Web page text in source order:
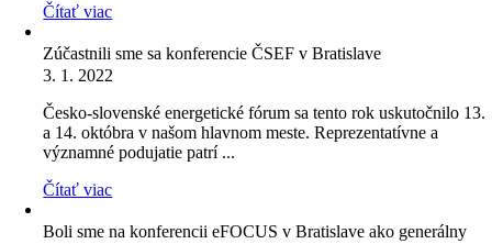
Čítať viac
Zúčastnili sme sa konferencie ČSEF v Bratislave
3. 1. 2022
Česko-slovenské energetické fórum sa tento rok uskutočnilo 13.
a 14. októbra v našom hlavnom meste. Reprezentatívne a
významné podujatie patrí ...
Čítať viac
Boli sme na konferencii eFOCUS v Bratislave ako generálny